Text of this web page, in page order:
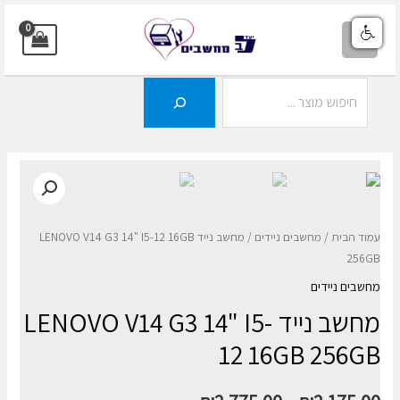
דילוג
לתוכן
MAIN
עמוד הבית/ מחשבים ניידים
/ מחשב נייד LENOVO V14 G3 14" I5-12 16GB
256GB
מחשבים ניידים
מחשב נייד LENOVO V14 G3 14" I5-
12 16GB 256GB